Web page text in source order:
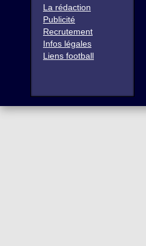
La rédaction
Publicité
Recrutement
Infos légales
Liens football